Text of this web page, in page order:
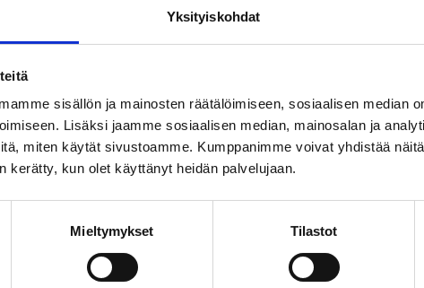
Yksityiskohdat
sisällön ja mainosten räätälöimiseen, sosiaalisen median
Lisäksi jaamme sosiaalisen median, mainosalan ja
miten käytät sivustoamme. Kumppanimme voivat yhdistää
kerätty, kun olet käyttänyt heidän palvelujaan.
Mieltymykset Tilastot
johtuen ikääntyneiden puhelinneuvonnan keskittämisestä,
anemone@luvn.fi